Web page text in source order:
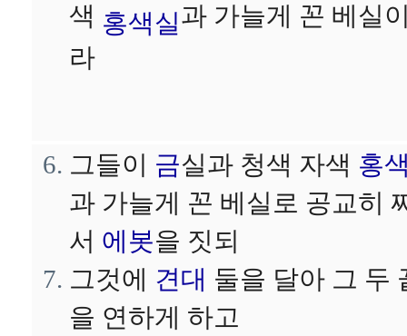
색 홍색실과 가늘게 꼰 베실
라
그들이 금실과 청색 자색 홍
과 가늘게 꼰 베실로 공교히
서 에봇을 짓되
그것에 견대 둘을 달아 그 두
을 연하게 하고